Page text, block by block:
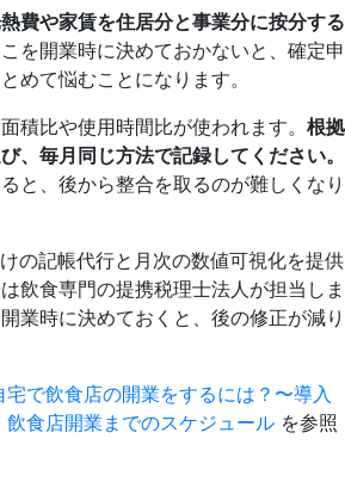
費や家賃を住居分と事業分に按分する
を開業時に決めておかないと、確定申
めて悩むことになります。
積比や使用時間比が使われます。 根拠
、毎月同じ方法で記録してください。
と、後から整合を取るのが難しくなり
の記帳代行と月次の数値可視化を提供
飲食専門の提携税理士法人が担当しま
業時に決めておくと、後の修正が減り
宅で飲食店の開業をするには？〜導入
飲食店開業までのスケジュール を参照